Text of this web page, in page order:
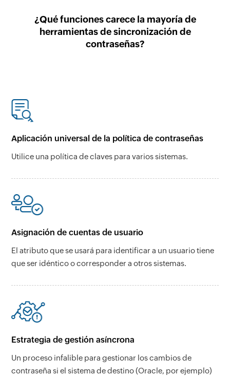
¿Qué funciones carece la mayoría de
herramientas de sincronización de
contraseñas?
Aplicación universal de la política de contraseñas
Utilice una política de claves para varios sistemas.
Asignación de cuentas de usuario
El atributo que se usará para identificar a un usuario tiene
que ser idéntico o corresponder a otros sistemas.
Estrategia de gestión asíncrona
Un proceso infalible para gestionar los cambios de
contraseña si el sistema de destino (Oracle, por ejemplo)